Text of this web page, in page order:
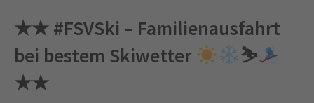
★★ #FSVSki – Familienausfahrt
bei bestem Skiwetter
⛷
★★